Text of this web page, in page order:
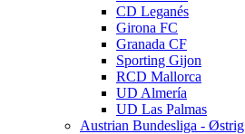
CD Leganés
Girona FC
Granada CF
Sporting Gijon
RCD Mallorca
UD Almería
UD Las Palmas
Austrian Bundesliga - Østrig